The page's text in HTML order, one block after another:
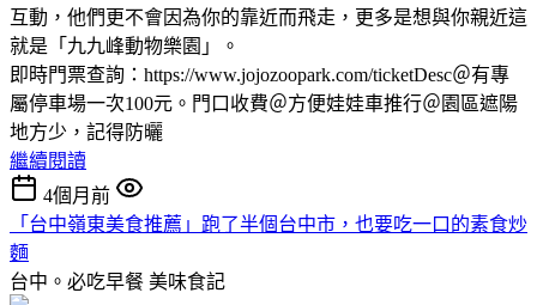
互動，他們更不會因為你的靠近而飛走，更多是想與你親近這
就是「九九峰動物樂園」。
即時門票查詢：https://www.jojozoopark.com/ticketDesc＠有專
屬停車場一次100元。門口收費＠方便娃娃車推行＠園區遮陽
地方少，記得防曬
繼續閱讀
4個月前
「台中嶺東美食推薦」跑了半個台中市，也要吃一口的素食炒
麵
台中。必吃早餐 美味食記